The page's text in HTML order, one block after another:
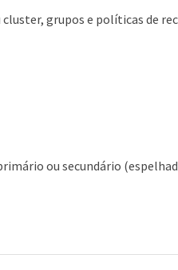
grupos e políticas de
ou secundário